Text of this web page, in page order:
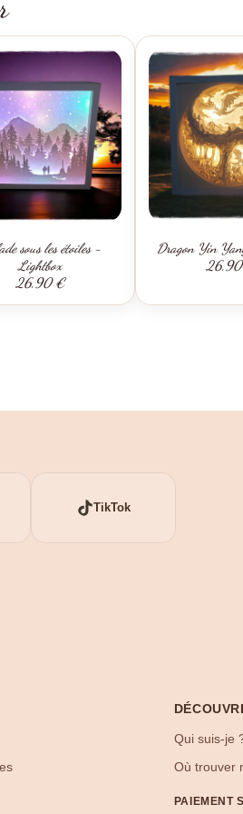
sous les étoiles -
Lightbox
26,90 €
Dragon Yin
TikTok
Qui suis-je
Où trouver
PAIEMENT